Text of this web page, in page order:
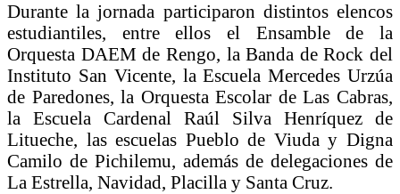
Durante la jornada participaron distintos elencos
estudiantiles, entre ellos el Ensamble de la
Orquesta DAEM de Rengo, la Banda de Rock del
Instituto San Vicente, la Escuela Mercedes Urzúa
de Paredones, la Orquesta Escolar de Las Cabras,
la Escuela Cardenal Raúl Silva Henríquez de
Litueche, las escuelas Pueblo de Viuda y Digna
Camilo de Pichilemu, además de delegaciones de
La Estrella, Navidad, Placilla y Santa Cruz.